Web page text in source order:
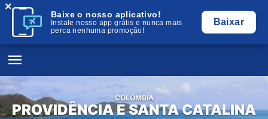
Baixe o nosso aplicativo!
Instale nosso app grátis e nunca mais
perca nenhuma promoção!
Baixar
×
COLÔMBIA
PROVIDÊNCIA E SANTA CATALINA